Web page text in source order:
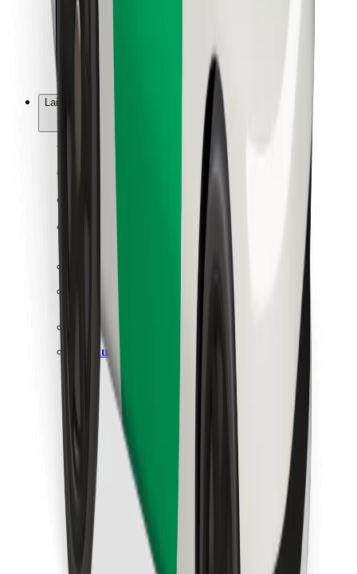
Untuk pemilik fleet
Untuk Restoran
Bolt for Business
Lain-lain
Pembekal
Terma & Syarat
Keselamatan
Dapatkan perjalanan dalam beberapa minit!
Muat turun aplikasi Bolt
Cari makanan kegemaran anda!
Muat turun aplikasi Bolt Food